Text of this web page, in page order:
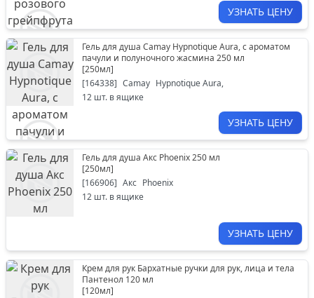
УЗНАТЬ ЦЕНУ
Гель для душа Camay Hypnotique Aura, с ароматом
пачули и полуночного жасмина 250 мл
[250мл]
[164338] Camay Hypnotique Aura,
12 шт. в ящике
УЗНАТЬ ЦЕНУ
Гель для душа Акс Phoenix 250 мл
[250мл]
[166906] Акс Phoenix
12 шт. в ящике
УЗНАТЬ ЦЕНУ
Крем для рук Бархатные ручки для рук, лица и тела
Пантенол 120 мл
[120мл]